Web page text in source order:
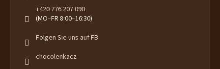
+420 776 207 090
(MO–FR 8:00–16:30)
Folgen Sie uns auf FB
chocolenkacz